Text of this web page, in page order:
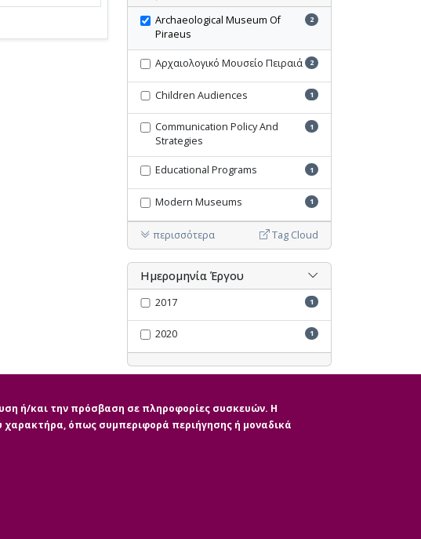
Archaeological Museum Of
Piraeus
2
Αρχαιολογικό Μουσείο Πειραιά 2
Children Audiences 1
Communication Policy And
Strategies
1
Educational Programs 1
Modern Museums 1
περισσότερα Tag Cloud
Ημερομηνία Έργου
2017 1
2020 1
ή/και την πρόσβαση σε πληροφορίες συσκευών. Η
χαρακτήρα, όπως συμπεριφορά περιήγησης ή μοναδικά